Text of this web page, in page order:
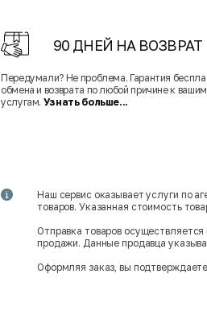
90 ДНЕЙ НА ВОЗВРАТ
Передумали? Не проблема. Гарантия
обмена и возврата по любой причине к вашим
услугам. Узнать больше...
Наш сервис оказывает услуги по
товаров. Указанная стоимость
Отправка товаров
продажи. Данные продавца
Оформляя заказ, вы